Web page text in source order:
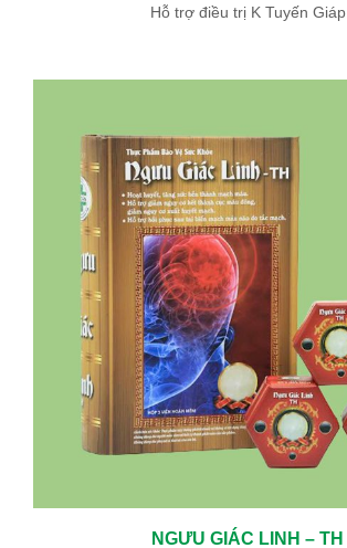
Hỗ trợ điều trị K Tuyến Giáp
NGƯU GIÁC LINH – TH